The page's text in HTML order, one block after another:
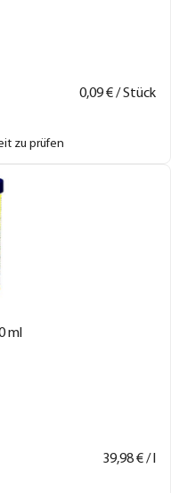
0,09€ / Stück
zu prüfen
ml
39,98€ / l